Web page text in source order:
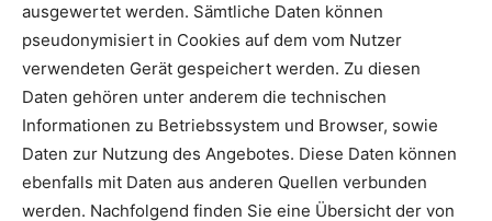
ausgewertet werden. Sämtliche Daten können
pseudonymisiert in Cookies auf dem vom Nutzer
verwendeten Gerät gespeichert werden. Zu diesen
Daten gehören unter anderem die technischen
Informationen zu Betriebssystem und Browser, sowie
Daten zur Nutzung des Angebotes. Diese Daten können
ebenfalls mit Daten aus anderen Quellen verbunden
werden. Nachfolgend finden Sie eine Übersicht der von